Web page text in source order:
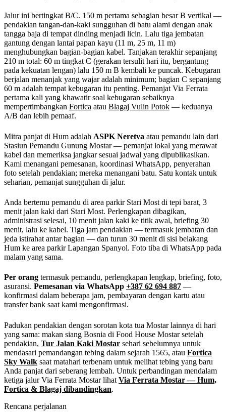
Jalur ini bertingkat B/C. 150 m pertama sebagian besar B vertikal —
pendakian tangan-dan-kaki sungguhan di batu alami dengan anak
tangga baja di tempat dinding menjadi licin. Lalu tiga jembatan
gantung dengan lantai papan kayu (11 m, 25 m, 11 m)
menghubungkan bagian-bagian kabel. Tanjakan terakhir sepanjang
210 m total: 60 m tingkat C (gerakan tersulit hari itu, bergantung
pada kekuatan lengan) lalu 150 m B kembali ke puncak. Kebugaran
berjalan menanjak yang wajar adalah minimum; bagian C sepanjang
60 m adalah tempat kebugaran itu penting. Pemanjat Via Ferrata
pertama kali yang khawatir soal kebugaran sebaiknya
mempertimbangkan Fortica atau Blagaj Vulin Potok — keduanya
A/B dan lebih pemaaf.
Mitra panjat di Hum adalah ASPK Neretva atau pemandu lain dari
Stasiun Pemandu Gunung Mostar — pemanjat lokal yang merawat
kabel dan memeriksa jangkar sesuai jadwal yang dipublikasikan.
Kami menangani pemesanan, koordinasi WhatsApp, penyerahan
foto setelah pendakian; mereka menangani batu. Satu kontak untuk
seharian, pemanjat sungguhan di jalur.
Anda bertemu pemandu di area parkir Stari Most di tepi barat, 3
menit jalan kaki dari Stari Most. Perlengkapan dibagikan,
administrasi selesai, 10 menit jalan kaki ke titik awal, briefing 30
menit, lalu ke kabel. Tiga jam pendakian — termasuk jembatan dan
jeda istirahat antar bagian — dan turun 30 menit di sisi belakang
Hum ke area parkir Lapangan Spanyol. Foto tiba di WhatsApp pada
malam yang sama.
Per orang termasuk pemandu, perlengkapan lengkap, briefing, foto,
asuransi. Pemesanan via WhatsApp +387 62 694 887 —
konfirmasi dalam beberapa jam, pembayaran dengan kartu atau
transfer bank saat kami mengonfirmasi.
Padukan pendakian dengan sorotan kota tua Mostar lainnya di hari
yang sama: makan siang Bosnia di Food House Mostar setelah
pendakian, Tur Jalan Kaki Mostar sehari sebelumnya untuk
mendasari pemandangan tebing dalam sejarah 1565, atau Fortica
Sky Walk saat matahari terbenam untuk melihat tebing yang baru
Anda panjat dari seberang lembah. Untuk perbandingan mendalam
ketiga jalur Via Ferrata Mostar lihat Via Ferrata Mostar — Hum,
Fortica & Blagaj dibandingkan.
Rencana perjalanan